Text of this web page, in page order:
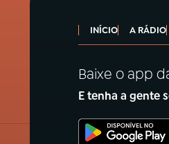
INÍCIO A RÁDIO
Baixe o app
E tenha a gente